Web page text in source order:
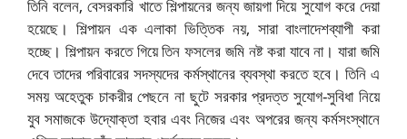
তিনি বলেন, বেসরকারি খাতে শিল্পায়নের জন্য জায়গা দিয়ে সুযোগ করে দেয়া
হয়েছে। শিল্পায়ন এক এলাকা ভিত্তিক নয়, সারা বাংলাদেশব্যাপী করা
হচ্ছে। শিল্পায়ন করতে গিয়ে তিন ফসলের জমি নষ্ট করা যাবে না। যারা জমি
দেবে তাদের পরিবারের সদস্যদের কর্মস্থানের ব্যবস্থা করতে হবে। তিনি এ
সময় অহেতুক চাকরীর পেছনে না ছুটে সরকার প্রদত্ত সুযোগ-সুবিধা নিয়ে
যুব সমাজকে উদ্যোক্তা হবার এবং নিজের এবং অপরের জন্য কর্মসংস্থানে